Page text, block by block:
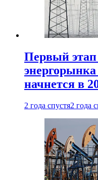
Первый
энергорынка
начнется в
2 года спустя2 года